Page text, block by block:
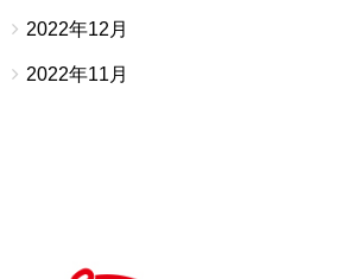
2022年12月
2022年11月